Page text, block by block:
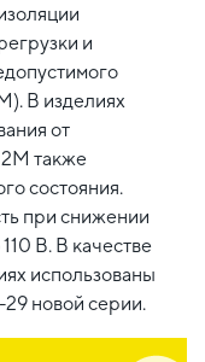
и
В изделиях
от
также
состояния.
при снижении
В. В качестве
использованы
новой серии.